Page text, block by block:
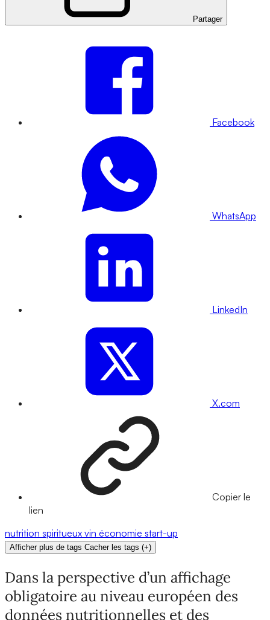
Partager
Facebook
WhatsApp
LinkedIn
X.com
Copier le
lien
nutrition spiritueux vin économie start-up
Afficher plus de tags Cacher les tags (+)
Dans la perspective d’un affichage
obligatoire au niveau européen des
données nutritionnelles et des